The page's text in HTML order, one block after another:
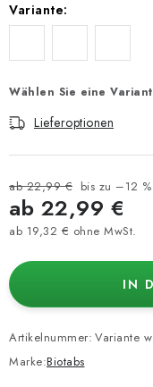
Variante:
Wählen Sie eine
Lieferoptionen
ab 22,99 € bis zu –12 %
ab 22,99 €
ab 19,32 € ohne MwSt.
IN
Artikelnummer: Variante
Marke:Biotabs